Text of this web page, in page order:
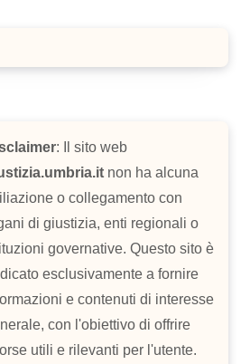
: Il sito web
non ha alcuna
o collegamento con
di giustizia, enti regionali o
governative. Questo sito è
esclusivamente a fornire
e contenuti di interesse
con l'obiettivo di offrire
utili e rilevanti per l'utente.